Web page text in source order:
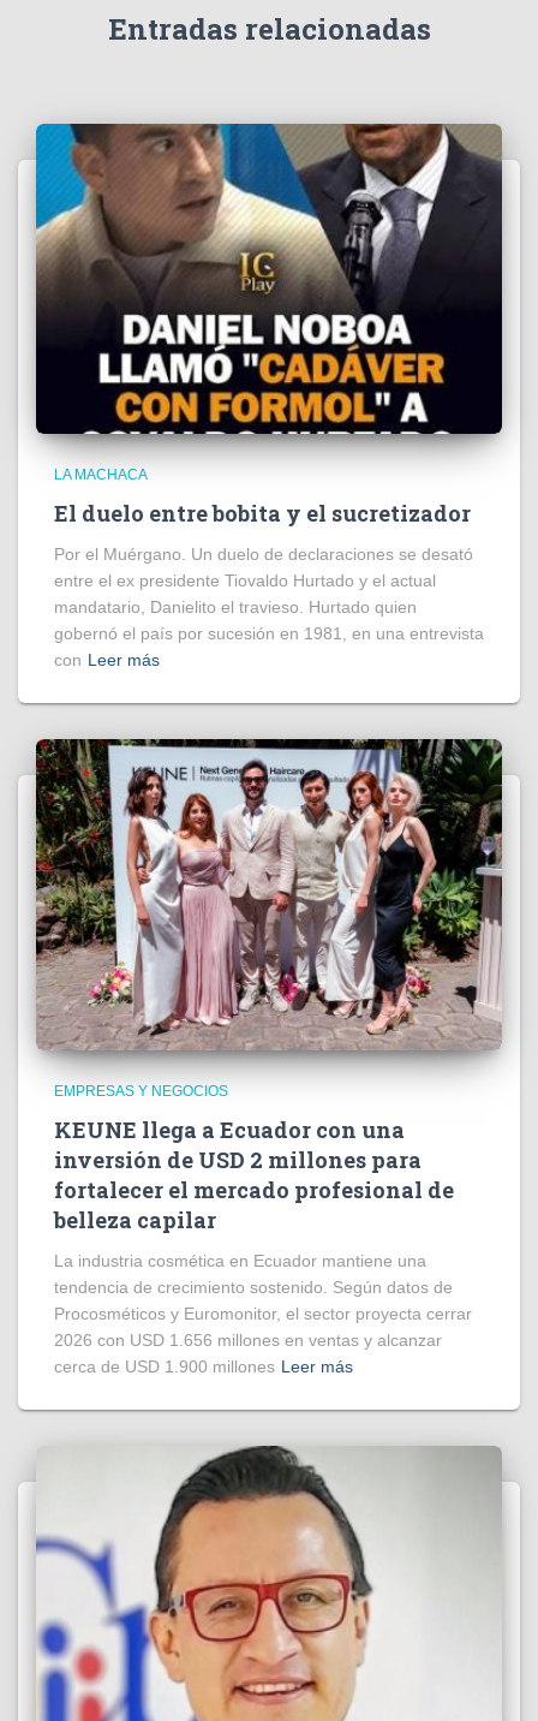
Entradas relacionadas
LA MACHACA
El duelo entre bobita y el sucretizador
Por el Muérgano. Un duelo de declaraciones se desató
entre el ex presidente Tiovaldo Hurtado y el actual
mandatario, Danielito el travieso. Hurtado quien
gobernó el país por sucesión en 1981, en una entrevista
con Leer más
EMPRESAS Y NEGOCIOS
KEUNE llega a Ecuador con una
inversión de USD 2 millones para
fortalecer el mercado profesional de
belleza capilar
La industria cosmética en Ecuador mantiene una
tendencia de crecimiento sostenido. Según datos de
Procosméticos y Euromonitor, el sector proyecta cerrar
2026 con USD 1.656 millones en ventas y alcanzar
cerca de USD 1.900 millones Leer más